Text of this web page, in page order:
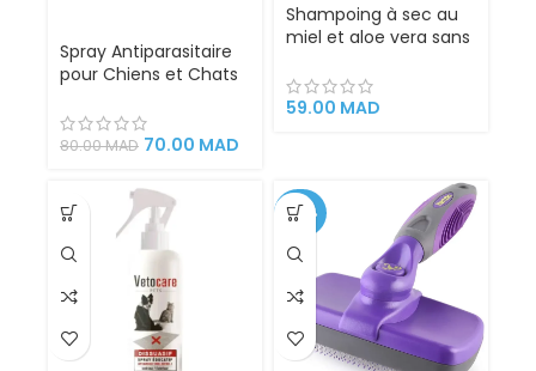
Spray Antiparasitaire
pour Chiens et Chats
80.00MAD 70.00 MAD
Shampoing à sec au
miel et aloe vera sans
chien – Bio PetActive
– 200 ml
59.00 MAD
-42%